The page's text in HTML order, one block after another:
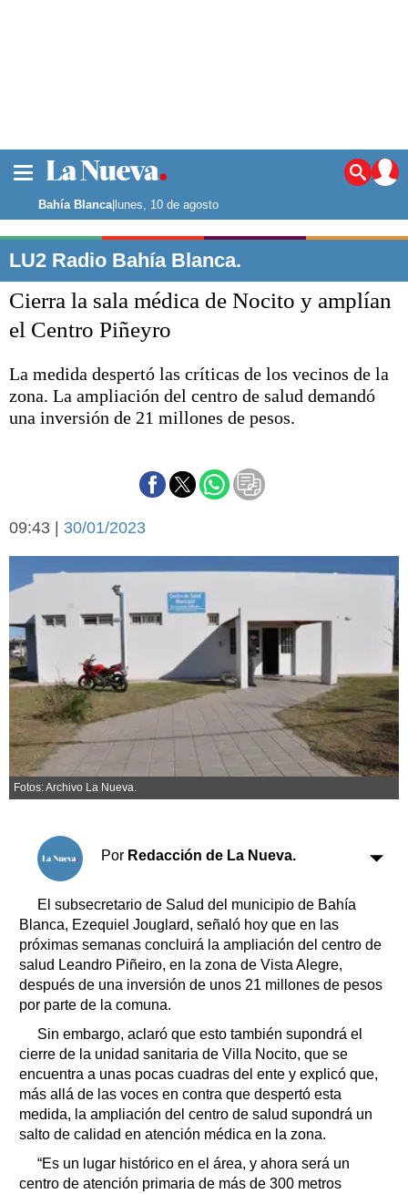
Noticias
La ciudad
Punta Alta
El país
El mundo
Deportes
Escenario Olímpico
Liga del Sur
Básquetbol
Federal A
Aplausos
Espacio empresas
Sociedad y tiempo
libre
Sociedad
Tecnología
Turismo
Salud
Es viral
El tiempo
Cartón Lleno
Fúnebres
Horóscopo
Suplementos
Servicios
Farmacias
Transportes
Loterías
Datos Útiles
Edictos
Teléfonos de urgencia
Bahía Blanca|lunes, 10 de agosto
LU2 Radio Bahía Blanca.
Cierra la sala médica de Nocito y amplían
el Centro Piñeyro
La medida despertó las críticas de los vecinos de la
zona. La ampliación del centro de salud demandó
una inversión de 21 millones de pesos.
09:43 | 30/01/2023
Fotos: Archivo La Nueva.
Por Redacción de La Nueva.
El subsecretario de Salud del municipio de Bahía
Blanca, Ezequiel Jouglard, señaló hoy que en las
próximas semanas concluirá la ampliación del centro de
salud Leandro Piñeiro, en la zona de Vista Alegre,
después de una inversión de unos 21 millones de pesos
por parte de la comuna.
Sin embargo, aclaró que esto también supondrá el
cierre de la unidad sanitaria de Villa Nocito, que se
encuentra a unas pocas cuadras del ente y explicó que,
más allá de las voces en contra que despertó esta
medida, la ampliación del centro de salud supondrá un
salto de calidad en atención médica en la zona.
“Es un lugar histórico en el área, y ahora será un
centro de atención primaria de más de 300 metros